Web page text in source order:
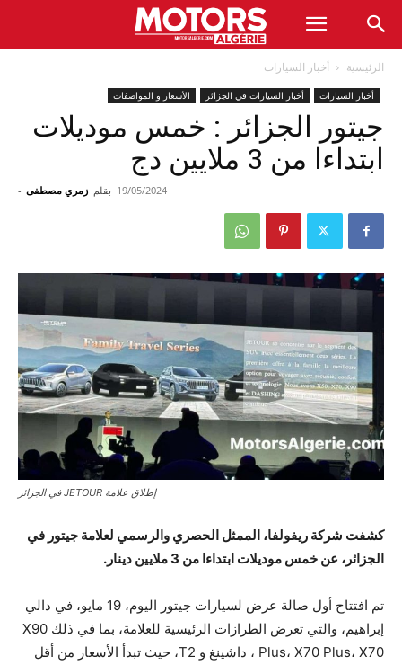
الرئيسية أخبار السيارات
أخبار السيارات أخبار السيارات في الجزائر الأسعار و المواصفات
جیتور الجزائر : خمس موديلات
ابتداءا من 3 ملایین دج
بقلم زمري مصطفى - 19/05/2024
إطلاق علامة JETOUR في الجزائر
كشفت شركة ریفولفا، الممثل الحصري والرسمي لعلامة جیتور في
الجزائر، عن خمس موديلات ابتداءا من 3 ملایین دینار.
تم افتتاح أول صالة عرض لسیارات جیتور الیوم، 19 مایو، في دالي
إبراھیم، والتي تعرض الطرازات الرئیسیة للعلامة، بما في ذلك X90
Plus، X70 Plus، X70 ، داشینغ و T2، حيث تبدأ الأسعار من أقل